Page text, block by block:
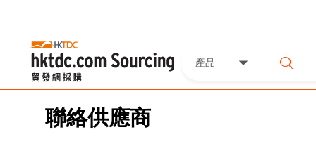
產品
聯絡供應商